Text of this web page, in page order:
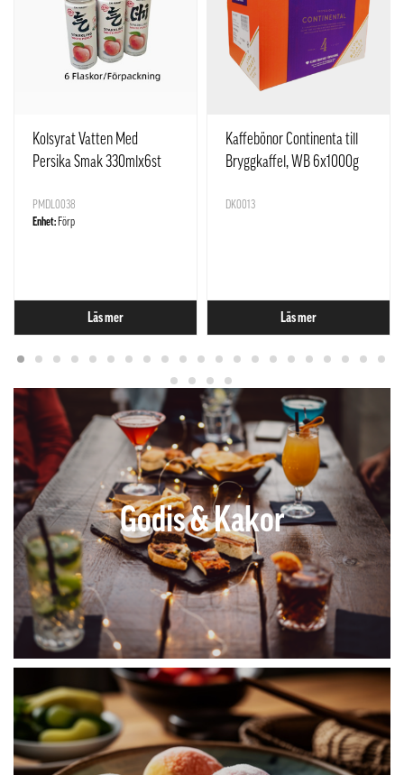
Kolsyrat Vatten Med
Persika Smak 330mlx6st
PMDL0038
Enhet: Förp
Läs mer
Kaffebönor Continenta till
Bryggkaffel, WB 6x1000g
DK0013
Läs mer
Godis & Kakor